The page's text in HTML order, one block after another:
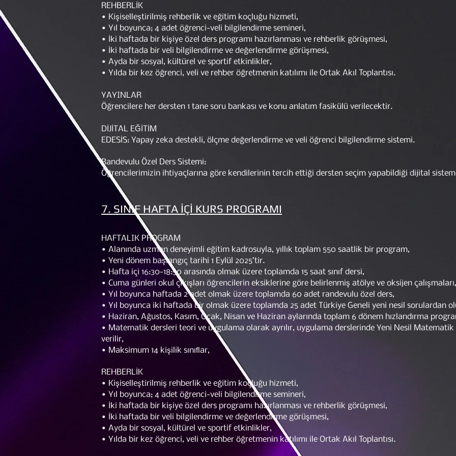
REHBERLİK
• Kişiselleştirilmiş rehberlik ve eğitim koçluğu hizmeti,
• Yıl boyunca; 4 adet öğrenci-veli bilgilendirme semineri,
• İki haftada bir kişiye özel ders programı hazırlanması ve rehberlik görüşmesi,
• İki haftada bir veli bilgilendirme ve değerlendirme görüşmesi,
• Ayda bir sosyal, kültürel ve sportif etkinlikler,
• Yılda bir kez öğrenci, veli ve rehber öğretmenin katılımı ile Ortak Akıl Toplantısı.
YAYINLAR
Öğrencilere her dersten 1 tane soru bankası ve konu anlatım fasikülü verilecektir.
DİJİTAL EĞİTİM
EDESİS: Yapay zeka destekli, ölçme değerlendirme ve veli öğrenci bilgilendirme sistemi.
Randevulu Özel Ders Sistemi:
Öğrencilerimizin ihtiyaçlarına göre kendilerinin tercih ettiği dersten seçim yapabildiği dijital
7. SINIF HAFTA İÇİ KURS PROGRAMI
HAFTALIK PROGRAM
• Alanında uzman deneyimli eğitim kadrosuyla, yıllık toplam 550 saatlik bir program,
• Yeni dönem başlangıç tarihi 1 Eylül 2025’tir.
• Hafta içi 16:30-18:50 arasında olmak üzere toplamda 15 saat sınıf dersi,
• Cuma günleri okul çıkışları öğrencilerin eksiklerine göre belirlenmiş atölye ve oksijen çalışmaları,
• Yıl boyunca haftada 2 adet olmak üzere toplamda 60 adet randevulu özel ders,
• Yıl boyunca iki haftada bir olmak üzere toplamda 25 adet Türkiye Geneli yeni nesil sorulardan
• Haziran, Ağustos, Kasım, Ocak, Nisan ve Haziran aylarında toplam 6 dönem hızlandırma
• Matematik dersleri teori ve uygulama olarak ayrılır, uygulama derslerinde Yeni Nesil Matematik
verilir,
• Maksimum 14 kişilik sınıﬂar,
REHBERLİK
• Kişiselleştirilmiş rehberlik ve eğitim koçluğu hizmeti,
• Yıl boyunca; 4 adet öğrenci-veli bilgilendirme semineri,
• İki haftada bir kişiye özel ders programı hazırlanması ve rehberlik görüşmesi,
• İki haftada bir veli bilgilendirme ve değerlendirme görüşmesi,
• Ayda bir sosyal, kültürel ve sportif etkinlikler,
• Yılda bir kez öğrenci, veli ve rehber öğretmenin katılımı ile Ortak Akıl Toplantısı.